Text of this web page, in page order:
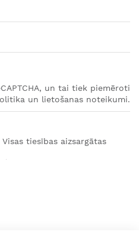
un tai tiek piemēroti
un lietošanas noteikumi.
Visas tiesības aizsargātas